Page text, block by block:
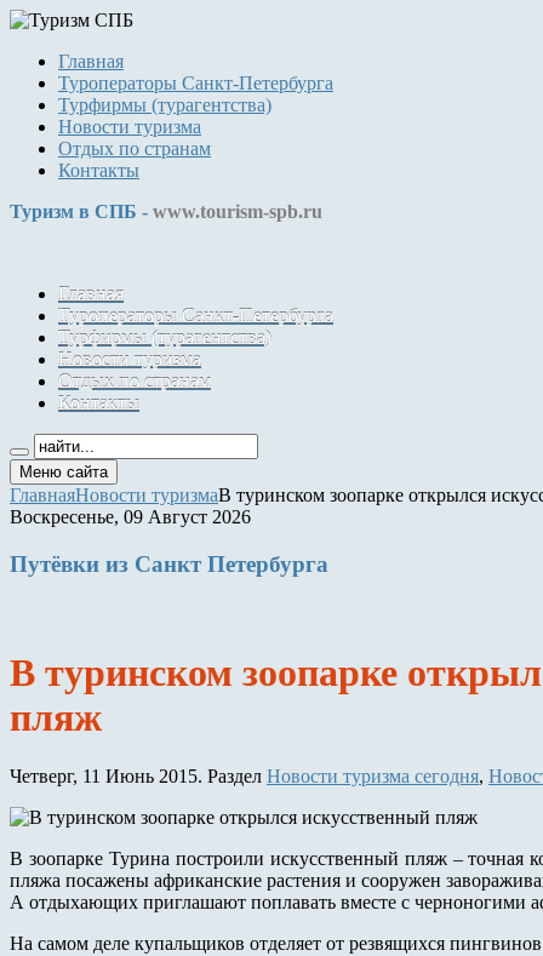
Главная
Туроператоры Санкт-Петербурга
Турфирмы (турагентства)
Новости туризма
Отдых по странам
Контакты
Туризм в СПБ - www.tourism-spb.ru
Главная
Туроператоры Санкт-Петербурга
Турфирмы (турагентства)
Новости туризма
Отдых по странам
Контакты
Меню сайта
ГлавнаяНовости туризмаВ туринском зоопарке открылся
Воскресенье, 09 Август 2026
Путёвки из Санкт Петербурга
В туринском зоопарке
пляж
Четверг, 11 Июнь 2015. Раздел Новости туризма сегодня,
В зоопарке Турина построили искусственный пляж – точная
пляжа посажены африканские растения и сооружен
А отдыхающих приглашают поплавать вместе с черноногими
На самом деле купальщиков отделяет от резвящихся пингвинов